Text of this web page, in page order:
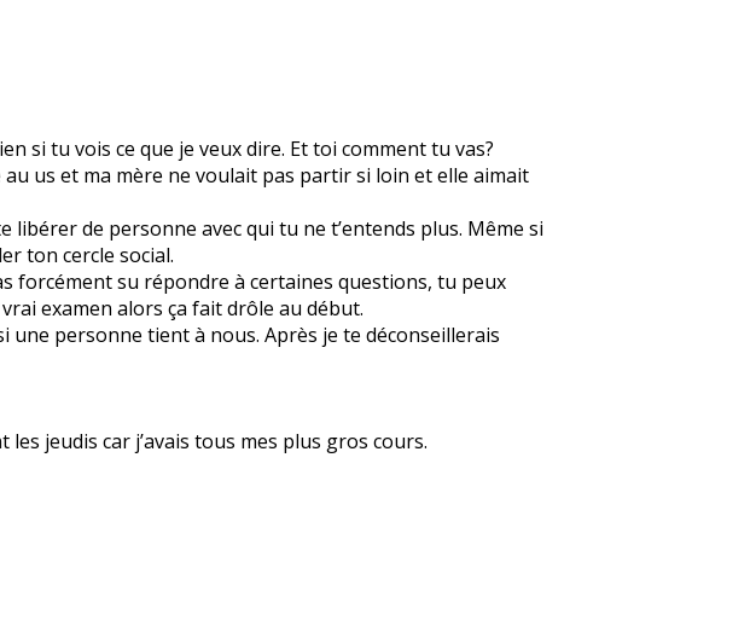
si tu vois ce que je veux dire. Et toi comment tu vas?
us et ma mère ne voulait pas partir si loin et elle aimait
de personne avec qui tu ne t’entends plus. Même si
ton cercle social.
forcément su répondre à certaines questions, tu peux
examen alors ça fait drôle au début.
une personne tient à nous. Après je te déconseillerais
jeudis car j’avais tous mes plus gros cours.